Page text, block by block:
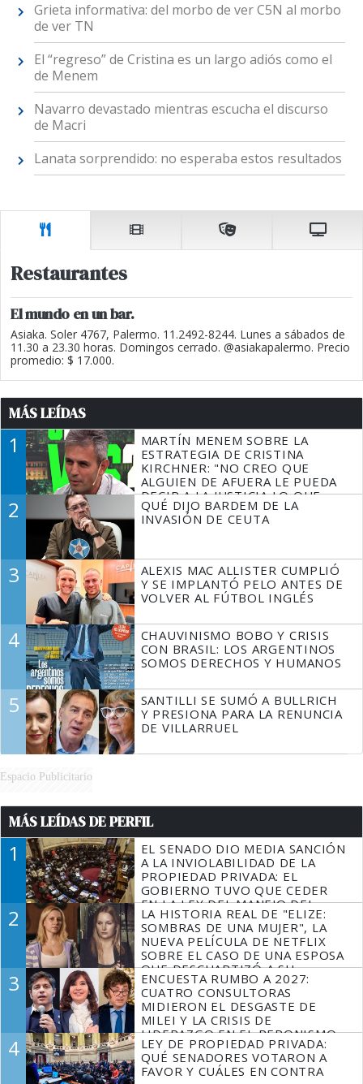
Grieta informativa: del morbo de ver C5N al morbo
de ver TN
El “regreso” de Cristina es un largo adiós como el
de Menem
Navarro devastado mientras escucha el discurso
de Macri
Lanata sorprendido: no esperaba estos resultados
Restaurantes
El mundo en un bar.
Asiaka. Soler 4767, Palermo. 11.2492-8244. Lunes a sábados de
11.30 a 23.30 horas. Domingos cerrado. @asiakapalermo. Precio
promedio: $ 17.000.
MÁS LEÍDAS
1
MARTÍN MENEM SOBRE LA
ESTRATEGIA DE CRISTINA
KIRCHNER: "NO CREO QUE
ALGUIEN DE AFUERA LE PUEDA
DECIR A LA JUSTICIA LO QUE
TIENE QUE HACER"
2
QUÉ DIJO BARDEM DE LA
INVASIÓN DE CEUTA
3
ALEXIS MAC ALLISTER CUMPLIÓ
Y SE IMPLANTÓ PELO ANTES DE
VOLVER AL FÚTBOL INGLÉS
4
CHAUVINISMO BOBO Y CRISIS
CON BRASIL: LOS ARGENTINOS
SOMOS DERECHOS Y HUMANOS
5
SANTILLI SE SUMÓ A BULLRICH
Y PRESIONA PARA LA RENUNCIA
DE VILLARRUEL
Espacio Publicitario
MÁS LEÍDAS DE PERFIL
1
EL SENADO DIO MEDIA SANCIÓN
A LA INVIOLABILIDAD DE LA
PROPIEDAD PRIVADA: EL
GOBIERNO TUVO QUE CEDER
EN LA LEY DEL MANEJO DEL
FUEGO
2
LA HISTORIA REAL DE "ELIZE:
SOMBRAS DE UNA MUJER", LA
NUEVA PELÍCULA DE NETFLIX
SOBRE EL CASO DE UNA ESPOSA
QUE DESCUARTIZÓ A SU
MARIDO
3
ENCUESTA RUMBO A 2027:
CUATRO CONSULTORAS
MIDIERON EL DESGASTE DE
MILEI Y LA CRISIS DE
LIDERAZGO EN EL PERONISMO
4
LEY DE PROPIEDAD PRIVADA:
QUÉ SENADORES VOTARON A
FAVOR Y CUÁLES EN CONTRA